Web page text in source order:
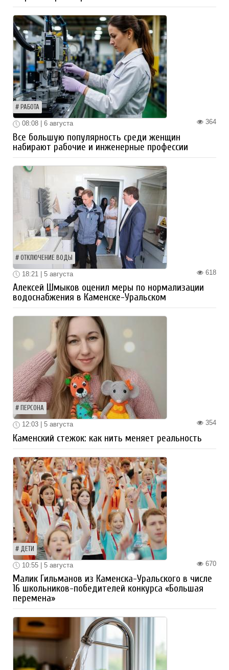
РАБОТА
364
08:08 | 6 августа
Все большую популярность среди женщин
набирают рабочие и инженерные профессии
ОТКЛЮЧЕНИЕ ВОДЫ
618
18:21 | 5 августа
Алексей Шмыков оценил меры по нормализации
водоснабжения в Каменске-Уральском
ПЕРСОНА
354
12:03 | 5 августа
Каменский стежок: как нить меняет реальность
ДЕТИ
670
10:55 | 5 августа
Малик Гильманов из Каменска-Уральского в числе
16 школьников-победителей конкурса «Большая
перемена»